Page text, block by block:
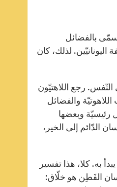
بالفضائل
لذلك، كان
رجع اللاهتيّون
والفضائل
رئيسيّة وبعضها
الدّائم إلى الخير،
به. كلا، هذا تفسير
الفَطِن هو خلّاق: